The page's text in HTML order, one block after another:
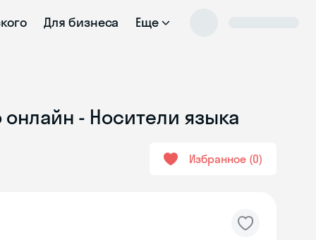
Для бизнеса Еще
- Носители языка
Избранное 0